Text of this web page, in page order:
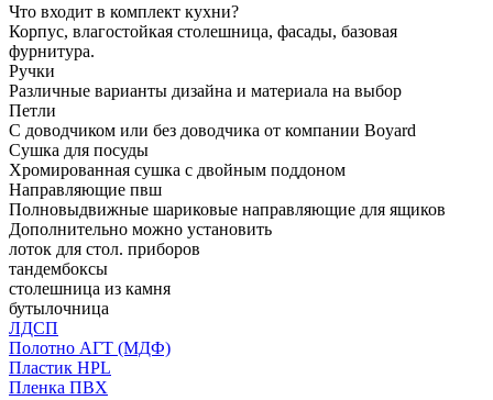
Что входит в комплект кухни?
Корпус, влагостойкая столешница, фасады, базовая
фурнитура.
Ручки
Различные варианты дизайна и материала на выбор
Петли
С доводчиком или без доводчика от компании Boyard
Сушка для посуды
Хромированная сушка с двойным поддоном
Направляющие пвш
Полновыдвижные шариковые направляющие для ящиков
Дополнительно можно установить
лоток для стол. приборов
тандембоксы
столешница из камня
бутылочница
ЛДСП
Полотно АГТ (МДФ)
Пластик HPL
Пленка ПВХ